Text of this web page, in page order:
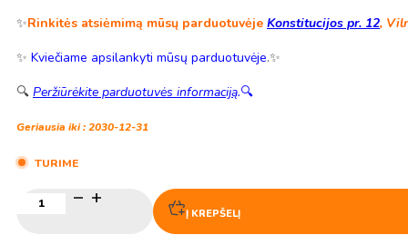
✨Rinkitės atsiėmimą mūsų parduotuvėje Konstitucijos pr. 12,
✨ Kviečiame apsilankyti mūsų parduotuvėje.✨
🔍 Peržiūrėkite parduotuvės informaciją.🔍
Geriausia iki : 2030-12-31
TURIME
kiekis:
Į KREPŠELĮ